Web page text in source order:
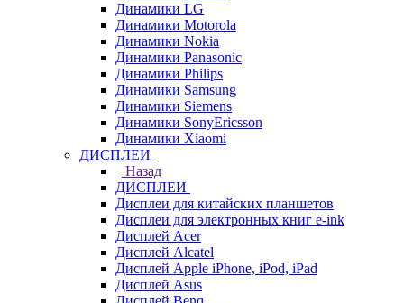
Динамики LG
Динамики Motorola
Динамики Nokia
Динамики Panasonic
Динамики Philips
Динамики Samsung
Динамики Siemens
Динамики SonyEricsson
Динамики Xiaomi
ДИСПЛЕИ
Назад
ДИСПЛЕИ
Дисплеи для китайских планшетов
Дисплеи для электронных книг e-ink
Дисплей Acer
Дисплей Alcatel
Дисплей Apple iPhone, iPod, iPad
Дисплей Asus